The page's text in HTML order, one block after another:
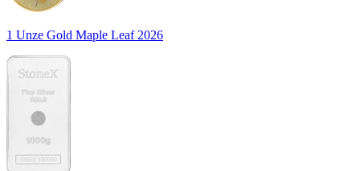
1 Unze Gold Maple Leaf 2026